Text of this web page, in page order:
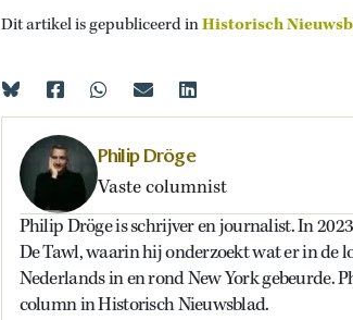
Dit artikel is gepubliceerd inHistorisch
Philip Dröge
Vaste columnist
Philip Dröge is schrijver en journalist. In
De Tawl, waarin hij onderzoekt wat er in de
Nederlands in en rond New York gebeurde.
column in Historisch Nieuwsblad.